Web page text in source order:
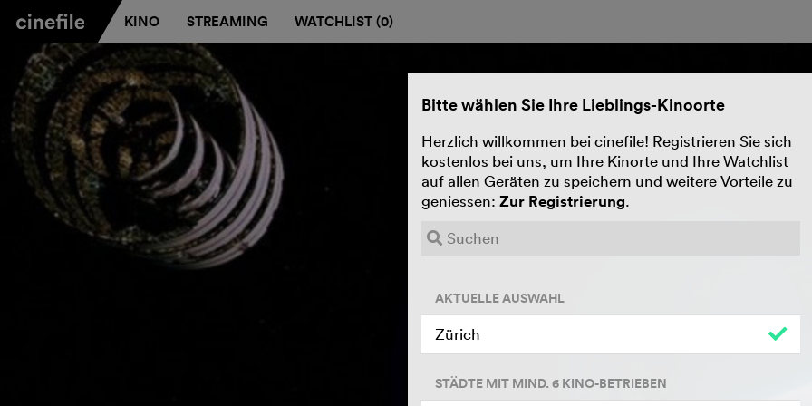
KINO STREAMING WATCHLIST (0)
Bitte wählen Sie Ihre Lieblings-Kinoorte
Herzlich willkommen bei cinefile! Registrieren Sie sich
kostenlos bei uns, um Ihre Kinorte und Ihre Watchlist
auf allen Geräten zu speichern und weitere Vorteile zu
geniessen: Zur Registrierung.
AKTUELLE AUSWAHL
Zürich
STÄDTE MIT MIND. 6 KINO-BETRIEBEN